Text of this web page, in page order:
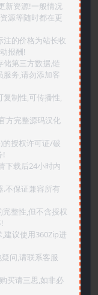
新资源!一般情况
源等随时都在更
注的价格为站长收
报酬!
储第三方数据,链
服务,请勿添加客
复制性,可传播性,
方完整源码汉化
的授权许可证/破
!
下载后24小时内
.不保证兼容所有
整性,但不含授权
建议使用360Zip进
问,请联系客服
买请三思,如非必